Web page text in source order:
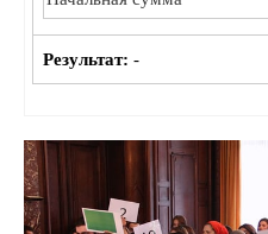
Результат: -